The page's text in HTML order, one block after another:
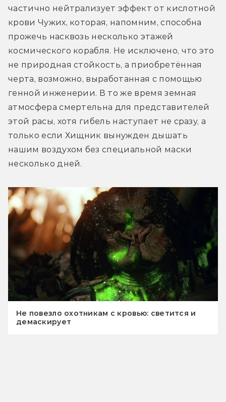
частично нейтрализует эффект от кислотной
крови Чужих, которая, напомним, способна
прожечь насквозь несколько этажей
космического корабля. Не исключено, что это
не природная стойкость, а приобретённая
черта, возможно, выработанная с помощью
генной инженерии. В то же время земная
атмосфера смертельна для представителей
этой расы, хотя гибель наступает не сразу, а
только если Хищник вынужден дышать
нашим воздухом без специальной маски
несколько дней.
Не повезло охотникам с кровью: светится и
демаскирует